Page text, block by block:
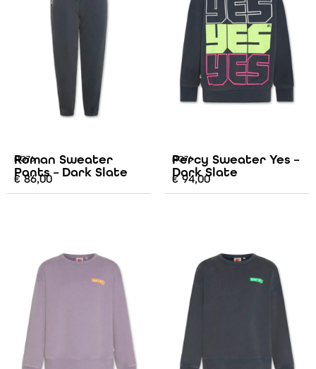
AO76
Roman Sweater
Pants – Dark Slate
€86,00
AO76
Percy Sweater Yes –
Dark Slate
€94,00